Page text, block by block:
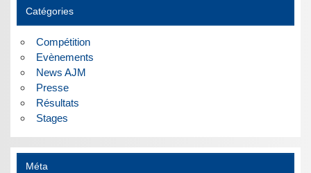
Catégories
Compétition
Evènements
News AJM
Presse
Résultats
Stages
Méta